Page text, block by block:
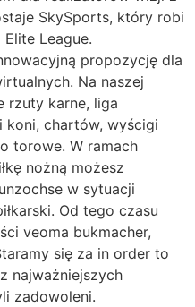
SkySports, który robi
League.
propozycję dla
Na naszej
rzuty karne, liga
koni, chartów, wyścigi
torowe. W ramach
nożną możesz
w sytuacji
Od tego czasu
veoma bukmacher,
się za in order to
najważniejszych
zadowoleni.